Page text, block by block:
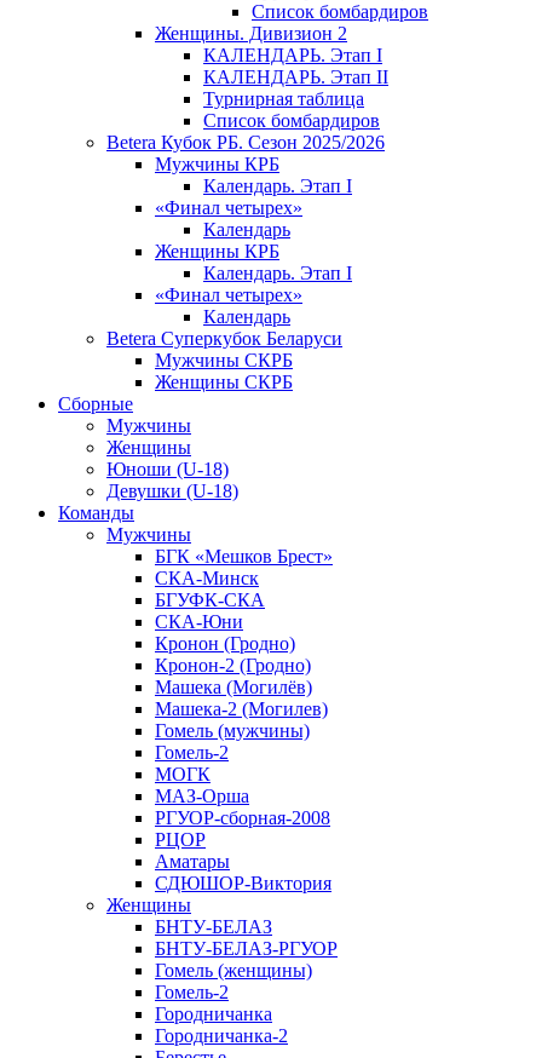
Список бомбардиров
Женщины. Дивизион 2
КАЛЕНДАРЬ. Этап I
КАЛЕНДАРЬ. Этап II
Турнирная таблица
Список бомбардиров
Betera Кубок РБ. Сезон 2025/2026
Мужчины КРБ
Календарь. Этап I
«Финал четырех»
Календарь
Женщины КРБ
Календарь. Этап I
«Финал четырех»
Календарь
Betera Суперкубок Беларуси
Мужчины СКРБ
Женщины СКРБ
Сборные
Мужчины
Женщины
Юноши (U-18)
Девушки (U-18)
Команды
Мужчины
БГК «Мешков Брест»
СКА-Минск
БГУФК-СКА
СКА-Юни
Кронон (Гродно)
Кронон-2 (Гродно)
Машека (Могилёв)
Машека-2 (Могилев)
Гомель (мужчины)
Гомель-2
МОГК
МАЗ-Орша
РГУОР-сборная-2008
РЦОР
Аматары
СДЮШОР-Виктория
Женщины
БНТУ-БЕЛАЗ
БНТУ-БЕЛАЗ-РГУОР
Гомель (женщины)
Гомель-2
Городничанка
Городничанка-2